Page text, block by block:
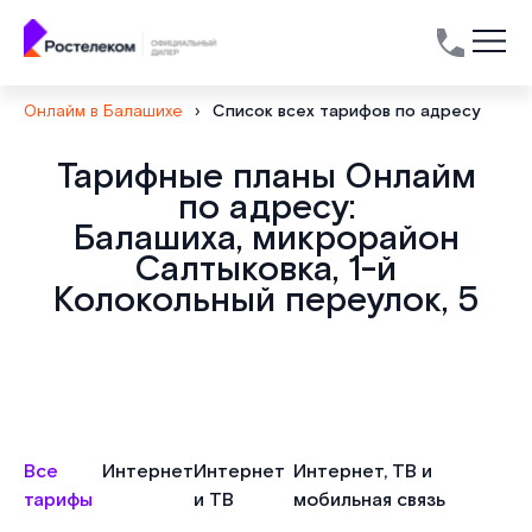
Онлайм в Балашихе › Список всех тарифов по адресу
Тарифные планы Онлайм
по адресу:
Балашиха, микрорайон
Салтыковка, 1-й
Колокольный переулок, 5
Все
тарифы
ИнтернетИнтернет
и ТВ
Интернет, ТВ и
мобильная связь